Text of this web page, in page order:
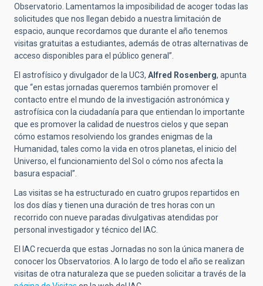
Observatorio. Lamentamos la imposibilidad de acoger todas las
solicitudes que nos llegan debido a nuestra limitación de
espacio, aunque recordamos que durante el año tenemos
visitas gratuitas a estudiantes, además de otras alternativas de
acceso disponibles para el público general”.
El astrofísico y divulgador de la UC3, Alfred Rosenberg, apunta
que “en estas jornadas queremos también promover el
contacto entre el mundo de la investigación astronómica y
astrofísica con la ciudadanía para que entiendan lo importante
que es promover la calidad de nuestros cielos y que sepan
cómo estamos resolviendo los grandes enigmas de la
Humanidad, tales como la vida en otros planetas, el inicio del
Universo, el funcionamiento del Sol o cómo nos afecta la
basura espacial”.
Las visitas se ha estructurado en cuatro grupos repartidos en
los dos días y tienen una duración de tres horas con un
recorrido con nueve paradas divulgativas atendidas por
personal investigador y técnico del IAC.
El IAC recuerda que estas Jornadas no son la única manera de
conocer los Observatorios. A lo largo de todo el año se realizan
visitas de otra naturaleza que se pueden solicitar a través de la